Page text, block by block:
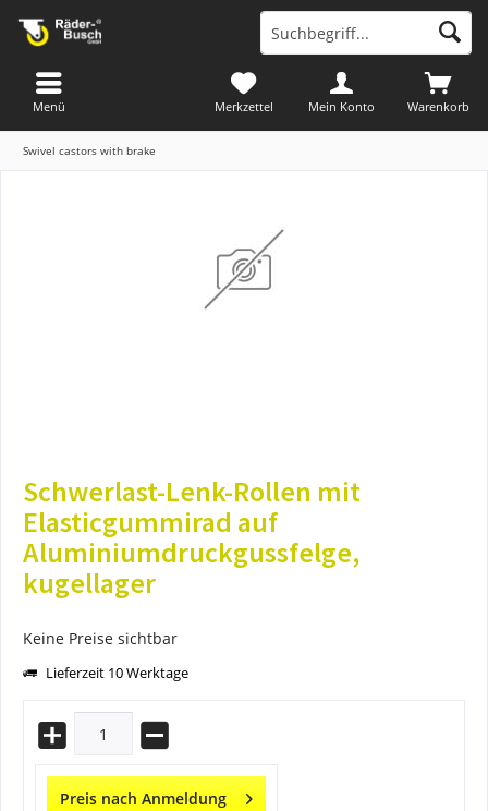
Warenkorb
Merkzettel Mein Konto
Menü
Swivel castors with brake
Schwerlast-Lenk-Rollen mit
Elasticgummirad auf
Aluminiumdruckgussfelge,
kugellager
Keine Preise sichtbar
Lieferzeit 10 Werktage
Preis nach Anmeldung